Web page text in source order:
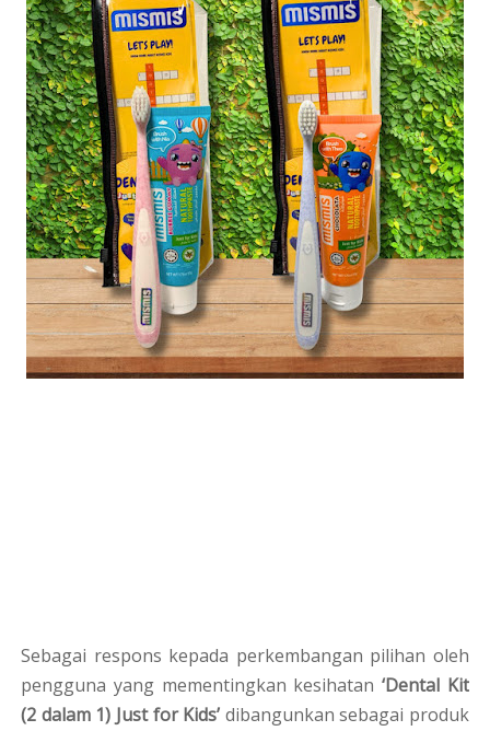
Sebagai respons kepada perkembangan pilihan oleh
pengguna yang mementingkan kesihatan ‘Dental Kit
(2 dalam 1) Just for Kids’ dibangunkan sebagai produk